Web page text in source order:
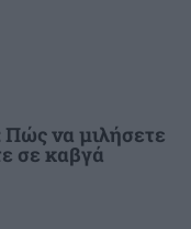
να μιλήσετε
σε καβγά